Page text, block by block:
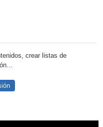
crear listas de